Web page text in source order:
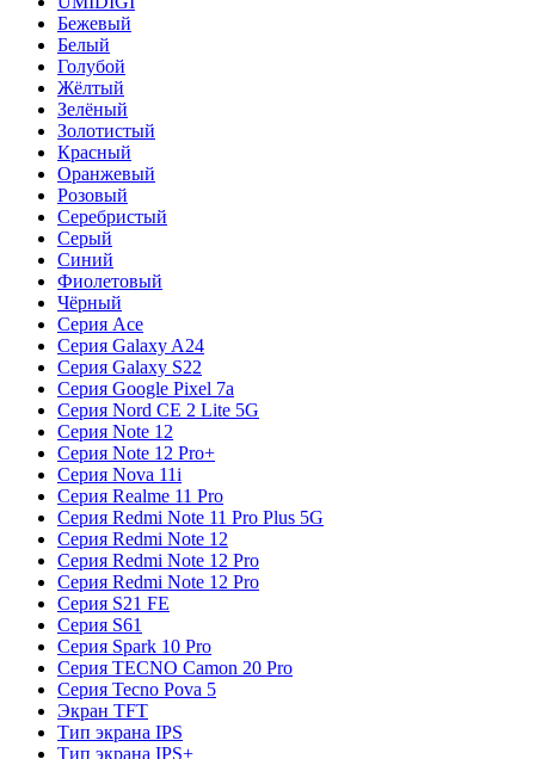
Бежевый
Белый
Голубой
Жёлтый
Зелёный
Золотистый
Красный
Оранжевый
Розовый
Серебристый
Серый
Синий
Фиолетовый
Чёрный
Серия Ace
Серия Galaxy A24
Серия Galaxy S22
Серия Google Pixel 7a
Серия Nord CE 2 Lite 5G
Серия Note 12
Серия Note 12 Pro+
Серия Nova 11i
Серия Realme 11 Pro
Серия Redmi Note 11 Pro Plus 5G
Серия Redmi Note 12
Серия Redmi Note 12 Pro
Серия Redmi Note 12 Pro
Серия S21 FE
Серия S61
Серия Spark 10 Pro
Серия TECNO Camon 20 Pro
Серия Tecno Pova 5
Экран TFT
Тип экрана IPS
Тип экрана IPS+